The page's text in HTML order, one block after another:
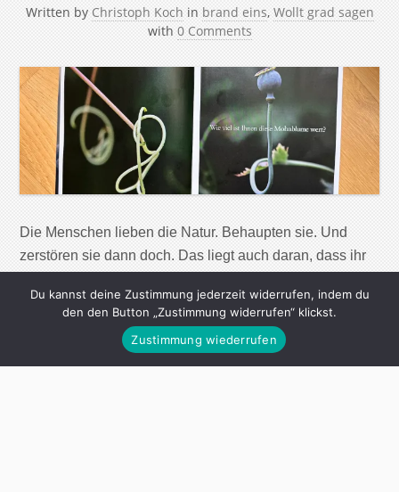
Written by Christoph Koch in brand eins, Wollt grad sagen
with 0 Comments
Die Menschen lieben die Natur. Behaupten sie. Und
zerstören sie dann doch. Das liegt auch daran, dass ihr
ändert sich gerade. Die Erwartungen waren hoch, dieser
Ast hängt viel zu tief. Die Blicke von den Tieren sind mir
zu passiv-aggressiv. Kein Konto und kein Gott, das ist
[…]
Du kannst deine Zustimmung jederzeit widerrufen, indem du
den den Button „Zustimmung widerrufen“ klickst.
Zustimmung wiederrufen